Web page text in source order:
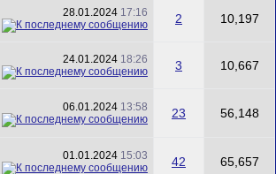
28.01.2024 17:16
2 10,197
24.01.2024 18:26
3 10,667
06.01.2024 13:58
23 56,148
01.01.2024 15:03
42 65,657